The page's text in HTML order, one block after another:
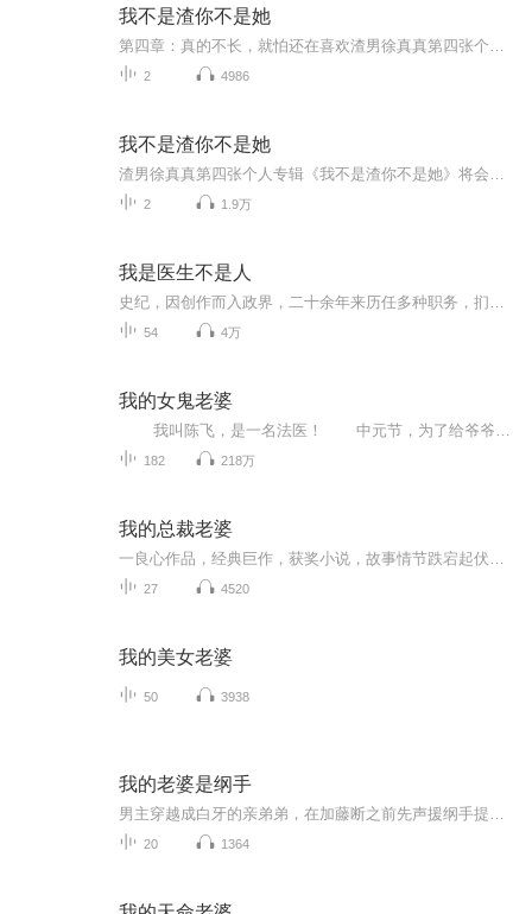
我不是渣你不是她
2 4986
我不是渣你不是她
2 1.9万
我是医生不是人
54 4万
我的女鬼老婆
182 218万
我的总裁老婆
27 4520
我的美女老婆
50 3938
我的老婆是纲手
20 1364